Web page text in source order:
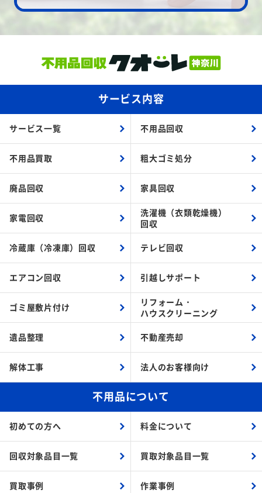
サービス内容
サービス一覧 不用品回収
不用品買取 粗大ゴミ処分
廃品回収 家具回収
家電回収
洗濯機（衣類乾燥機）
回収
冷蔵庫（冷凍庫）回収 テレビ回収
エアコン回収 引越しサポート
ゴミ屋敷片付け
リフォーム・
ハウスクリーニング
遺品整理 不動産売却
解体工事 法人のお客様向け
不用品について
初めての方へ 料金について
回収対象品目一覧 買取対象品目一覧
買取事例 作業事例